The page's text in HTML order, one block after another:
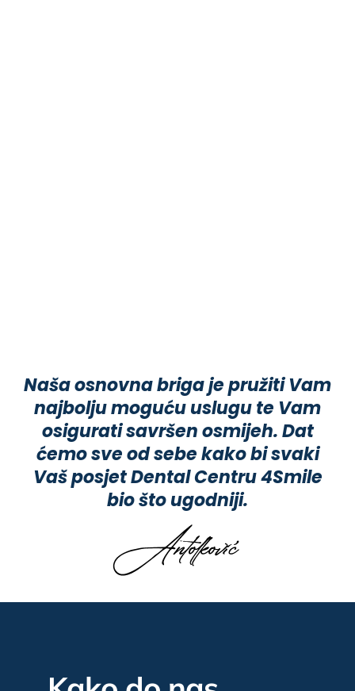
Naša osnovna briga je pružiti Vam
najbolju moguću uslugu te Vam
osigurati savršen osmijeh. Dat
ćemo sve od sebe kako bi svaki
Vaš posjet Dental Centru 4Smile
bio što ugodniji.